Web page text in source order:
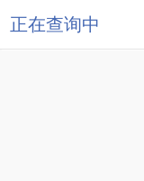
正在查询中